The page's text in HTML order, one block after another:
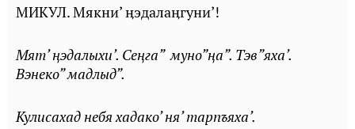
МИКУЛ. Мякни’ ӊэдалаӊгуни’!
Мят’ ңэдалыхи’. Сеңга” муно”ңа”. Тэв”яха’.
Вэнеко” мадлыд”.
Кулисахад небя хадако’ ня’ тарпъяха’.